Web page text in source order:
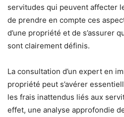
servitudes qui peuvent affecter
de prendre en compte ces
d’une propriété et de s’assurer
sont clairement définis.
La consultation d’un expert en
propriété peut s’avérer
les frais inattendus liés aux
effet, une analyse approfondie